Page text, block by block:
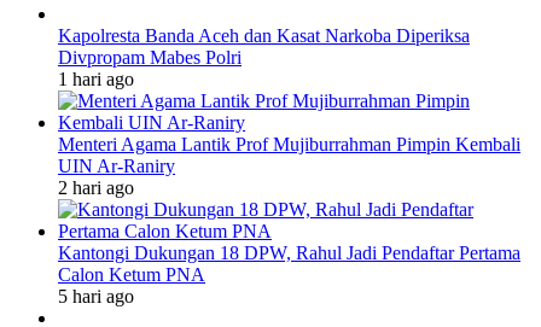
Kapolresta Banda Aceh dan Kasat Narkoba Diperiksa
Divpropam Mabes Polri
1 hari ago
Menteri Agama Lantik Prof Mujiburrahman Pimpin Kembali
UIN Ar-Raniry
2 hari ago
Kantongi Dukungan 18 DPW, Rahul Jadi Pendaftar Pertama
Calon Ketum PNA
5 hari ago